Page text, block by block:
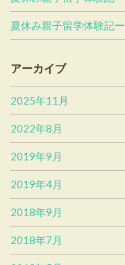
夏休み親子留学体験記
アーカイブ
2025年11月
2022年8月
2019年9月
2019年4月
2018年9月
2018年7月